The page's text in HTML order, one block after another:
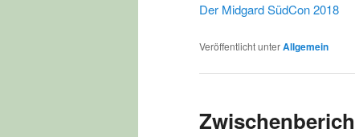
Der Midgard SüdCon 2018
Veröffentlicht unterAllgemein